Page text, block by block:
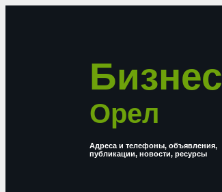
Бизнес
Орел
Адреса и телефоны, объявления,
публикации, новости, ресурсы